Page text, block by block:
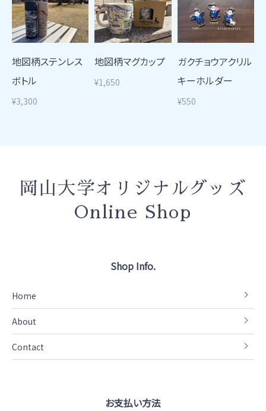
地図柄ステンレス
ボトル
¥3,300
地図柄マグカップ
¥1,650
ガクチョウアクリル
キーホルダー
¥550
岡山大学オリジナルグッズ
Online Shop
Shop Info.
Home
About
Contact
お支払い方法